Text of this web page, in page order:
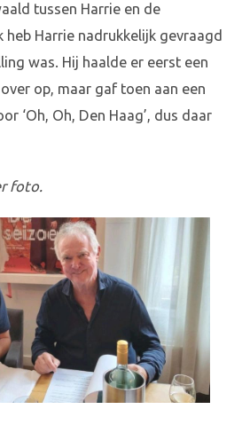
tussen Harrie en de
heb Harrie nadrukkelijk gevraagd
was. Hij haalde er eerst een
op, maar gaf toen aan een
‘Oh, Oh, Den Haag’, dus daar
foto.